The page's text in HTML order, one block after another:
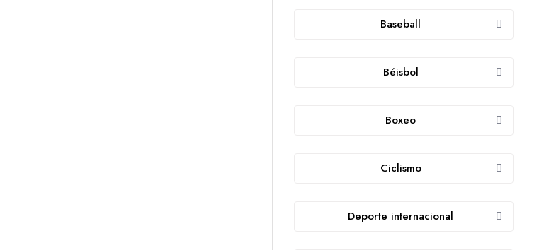
Baseball
Béisbol
Boxeo
Ciclismo
Deporte internacional